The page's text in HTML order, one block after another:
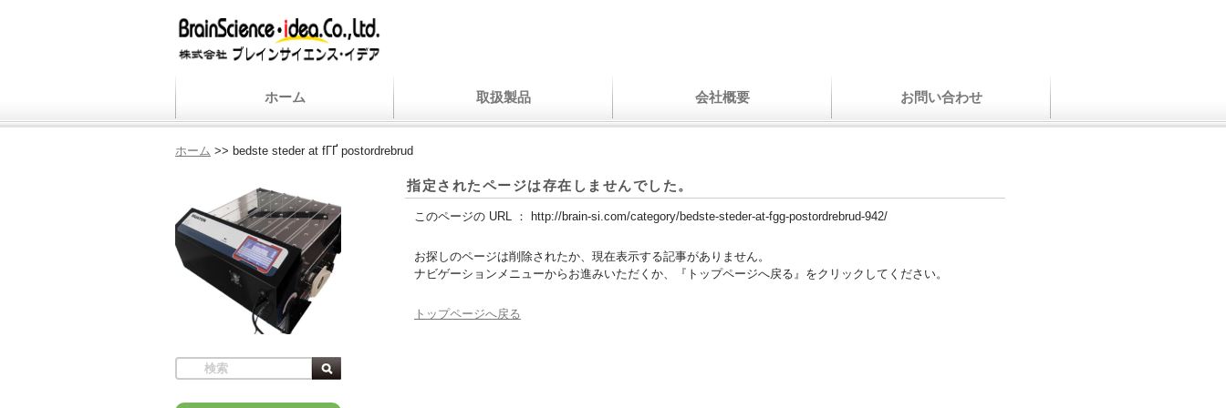
ホーム 取扱製品 会社概要 お問い合わせ
ホーム >> bedste steder at fГҐ postordrebrud
指定されたページは存在しませんでした。
このページの URL ： http://brain-si.com/category/bedste-steder-at-fgg-postordrebrud-942/
お探しのページは削除されたか、現在表示する記事がありません。
ナビゲーションメニューからお進みいただくか、『トップページへ戻る』をクリックしてください。
トップページへ戻る